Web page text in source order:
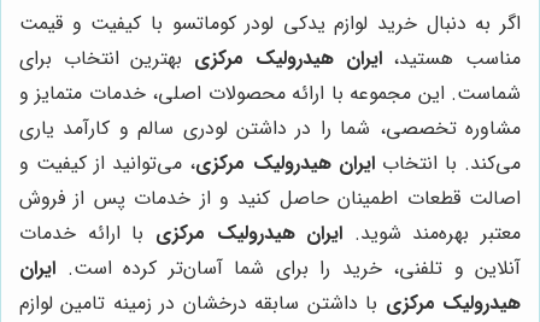
اگر به دنبال خرید لوازم یدکی لودر کوماتسو با کیفیت و قیمت
مناسب هستید،ایران هیدرولیک مرکزی بهترین انتخاب برای
شماست. این مجموعه با ارائه محصولات اصلی، خدمات متمایز و
مشاوره تخصصی، شما را در داشتن لودری سالم و کارآمد یاری
می‌کند. با انتخابایران هیدرولیک مرکزی، می‌توانید از کیفیت و
اصالت قطعات اطمینان حاصل کنید و از خدمات پس از فروش
معتبر بهره‌مند شوید. ایران هیدرولیک مرکزی با ارائه خدمات
آنلاین و تلفنی، خرید را برای شما آسان‌تر کرده است. ایران
هیدرولیک مرکزی با داشتن سابقه درخشان در زمینه تامین لوازم